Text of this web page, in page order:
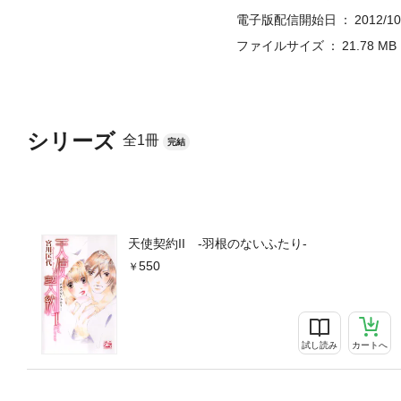
シリーズ 全1冊 完結
天使契約II -羽根のないふたり-
550
試し読み カートへ
電子版配信開始日
2012/
ファイルサイズ
21.78 MB